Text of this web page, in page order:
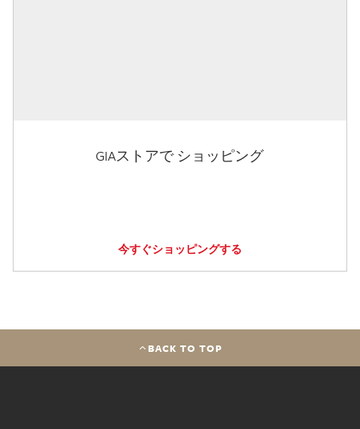
GIAストアで ショッピング
今すぐショッピングする
BACK TO TOP